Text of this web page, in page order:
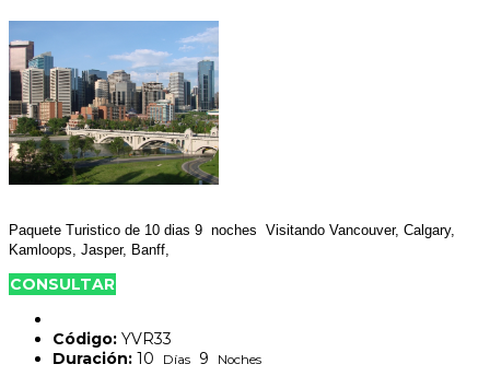
Paquete Turistico de 10 dias 9 noches Visitando Vancouver, Calgary,
Kamloops, Jasper, Banff,
CONSULTAR
Código: YVR33
Duración: 10 Días 9 Noches